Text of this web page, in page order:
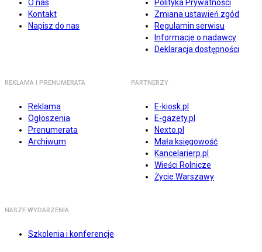
O nas
Kontakt
Napisz do nas
Polityka Prywatności
Zmiana ustawień zgód
Regulamin serwisu
Informacje o nadawcy
Deklaracja dostępności
REKLAMA I PRENUMERATA
Reklama
Ogłoszenia
Prenumerata
Archiwum
PARTNERZY
E-kiosk.pl
E-gazety.pl
Nexto.pl
Mała księgowość
Kancelarierp.pl
Wieści Rolnicze
Życie Warszawy
NASZE WYDARZENIA
Szkolenia i konferencje